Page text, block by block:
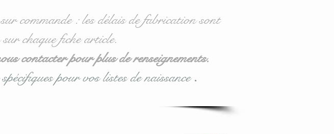
commande : les délais de fabrication sont
chaque fiche article.
contacter pour plus de renseignements.
pour vos listes de naissance.